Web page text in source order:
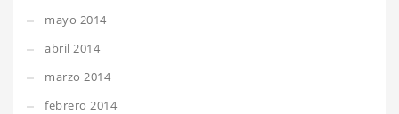
mayo 2014
abril 2014
marzo 2014
febrero 2014